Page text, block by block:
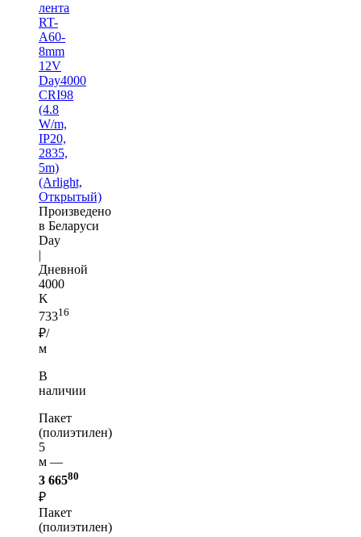
лента
RT-
A60-
8mm
12V
Day4000
CRI98
(4.8
W/m,
IP20,
2835,
5m)
(Arlight,
Открытый)
Произведено
в Беларуси
Day
|
Дневной
4000
K
73316
₽/
м
В
наличии
Пакет
(полиэтилен)
5
м —
3 66580
₽
Пакет
(полиэтилен)